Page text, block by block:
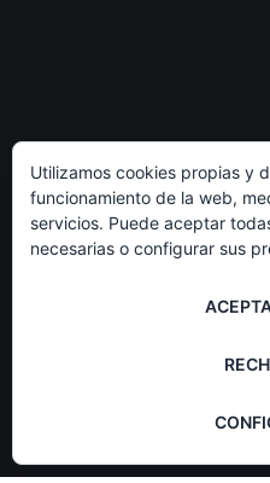
Utilizamos cookies propias y
funcionamiento de la web,
servicios. Puede aceptar
necesarias o configurar sus